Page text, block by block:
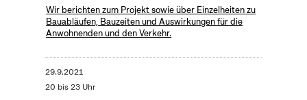
Wir berichten zum Projekt sowie über Einzelheiten zu
Bauabläufen, Bauzeiten und Auswirkungen für die
Anwohnenden und den Verkehr.
29.9.2021
20 bis 23 Uhr